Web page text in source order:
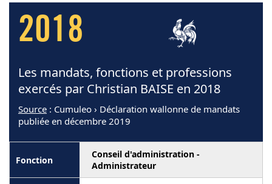
2018
Les mandats, fonctions et professions
exercés par Christian BAISE en 2018
Source : Cumuleo › Déclaration wallonne de mandats
publiée en décembre 2019
Conseil d'administration -
Administrateur